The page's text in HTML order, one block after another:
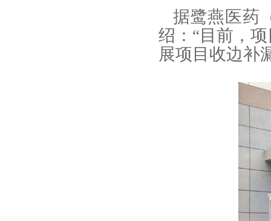
据鹭燕医药
绍：“目前，
展项目收边补